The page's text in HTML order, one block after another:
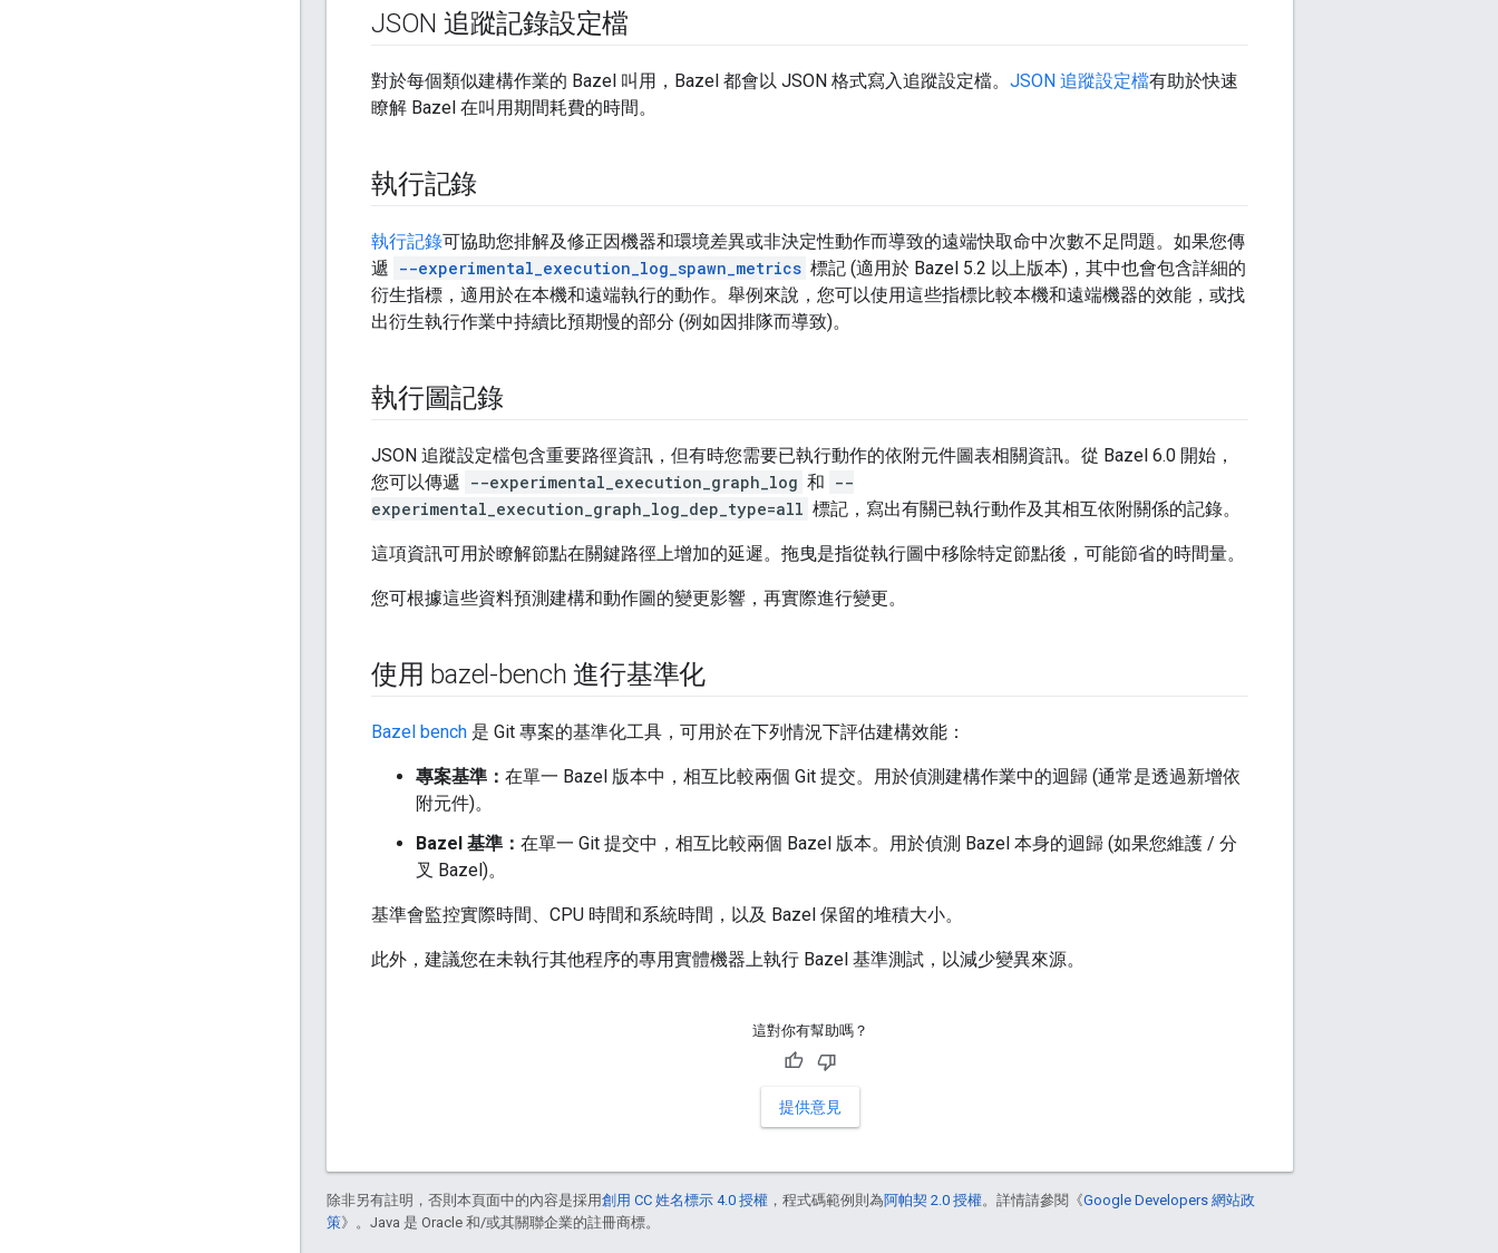
JSON 追蹤記錄設定檔
對於每個類似建構作業的 Bazel 叫用，Bazel 都會以 JSON 格式寫入追蹤設定檔。 JSON 追蹤設定檔有助於快速
瞭解 Bazel 在叫用期間耗費的時間。
執行記錄
執行記錄可協助您排解及修正因機器和環境差異或非決定性動作而導致的遠端快取命中次數不足問題。如果您傳
遞 --experimental_execution_log_spawn_metrics 標記 (適用於 Bazel 5.2 以上版本)，其中也會包含詳細的
衍生指標，適用於在本機和遠端執行的動作。舉例來說，您可以使用這些指標比較本機和遠端機器的效能，或找
出衍生執行作業中持續比預期慢的部分 (例如因排隊而導致)。
執行圖記錄
JSON 追蹤設定檔包含重要路徑資訊，但有時您需要已執行動作的依附元件圖表相關資訊。從 Bazel 6.0 開始，
您可以傳遞 --experimental_execution_graph_log 和 --
experimental_execution_graph_log_dep_type=all 標記，寫出有關已執行動作及其相互依附關係的記錄。
這項資訊可用於瞭解節點在關鍵路徑上增加的延遲。拖曳是指從執行圖中移除特定節點後，可能節省的時間量。
您可根據這些資料預測建構和動作圖的變更影響，再實際進行變更。
使用 bazel-bench 進行基準化
Bazel bench 是 Git 專案的基準化工具，可用於在下列情況下評估建構效能：
專案基準： 在單一 Bazel 版本中，相互比較兩個 Git 提交。用於偵測建構作業中的迴歸 (通常是透過新增依
附元件)。
Bazel 基準： 在單一 Git 提交中，相互比較兩個 Bazel 版本。用於偵測 Bazel 本身的迴歸 (如果您維護 / 分
叉 Bazel)。
基準會監控實際時間、CPU 時間和系統時間，以及 Bazel 保留的堆積大小。
此外，建議您在未執行其他程序的專用實體機器上執行 Bazel 基準測試，以減少變異來源。
這對你有幫助嗎？
提供意見
除非另有註明，否則本頁面中的內容是採用創用 CC 姓名標示 4.0 授權 ，程式碼範例則為阿帕契 2.0 授權。詳情請參閱《Google Developers 網站政
策》。Java 是 Oracle 和/或其關聯企業的註冊商標。